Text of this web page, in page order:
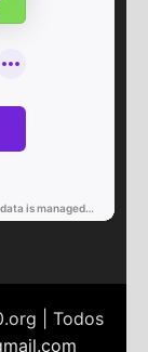
| Todos